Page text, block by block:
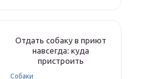
Отдать собаку в приют
навсегда: куда
пристроить
Собаки